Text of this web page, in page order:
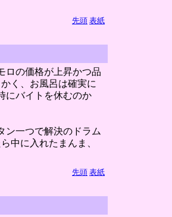
先頭 表紙
ロの価格が上昇かつ品
く、お風呂は確実に
にバイトを休むのか
ン一つで解決のドラム
中に入れたまんま、
先頭 表紙